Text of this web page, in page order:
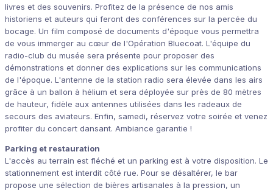
livres et des souvenirs. Profitez de la présence de nos amis
historiens et auteurs qui feront des conférences sur la percée du
bocage. Un film composé de documents d'époque vous permettra
de vous immerger au cœur de l'Opération Bluecoat. L'équipe du
radio-club du musée sera présente pour proposer des
démonstrations et donner des explications sur les communications
de l'époque. L'antenne de la station radio sera élevée dans les airs
grâce à un ballon à hélium et sera déployée sur près de 80 mètres
de hauteur, fidèle aux antennes utilisées dans les radeaux de
secours des aviateurs. Enfin, samedi, réservez votre soirée et venez
profiter du concert dansant. Ambiance garantie !
Parking et restauration
L'accès au terrain est fléché et un parking est à votre disposition. Le
stationnement est interdit côté rue. Pour se désaltérer, le bar
propose une sélection de bières artisanales à la pression, un